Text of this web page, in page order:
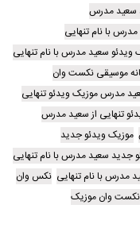
سعید مدرس
با نام تنهایى
ویدئو سعید مدرس با نام تنهایى
موسیقی نکست وان
مدرس موزیک ویدئو تنهایى
تنهایى از سعید مدرس
موزیک ویدئو جدید
جدید سعید مدرس با نام تنهایى
مدرس با نام تنهایى نکس وان
نکست وان موزیک